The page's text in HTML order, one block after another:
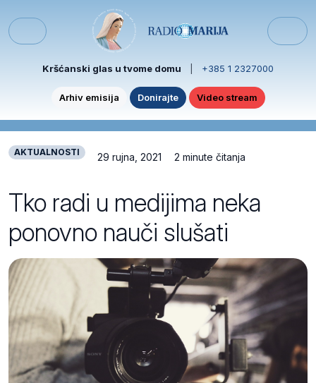
Menu
Kršćanski glas u tvome domu +385 1 2327000
Arhiv emisija Donirajte Video stream
AKTUALNOSTI 29 rujna, 2021 2 minute čitanja
Tko radi u medijima neka
ponovno nauči slušati